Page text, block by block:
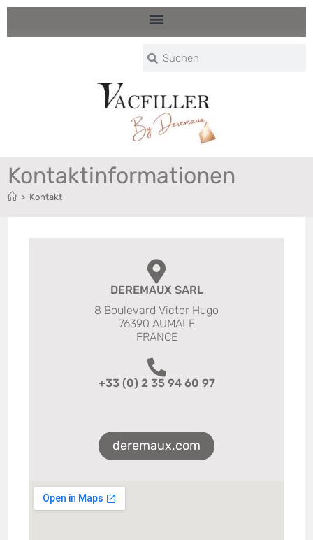
Kontaktinformationen
> Kontakt
DEREMAUX SARL
8 Boulevard Victor Hugo
76390 AUMALE
FRANCE
+33 (0) 2 35 94 60 97
deremaux.com